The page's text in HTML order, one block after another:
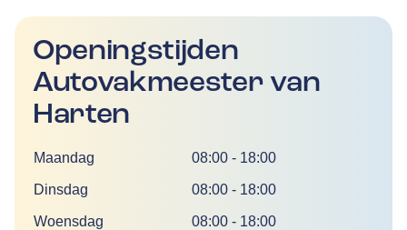
Openingstijden
Autovakmeester van
Harten
DagTijd
Maandag 08:00 - 18:00
Dinsdag 08:00 - 18:00
Woensdag 08:00 - 18:00